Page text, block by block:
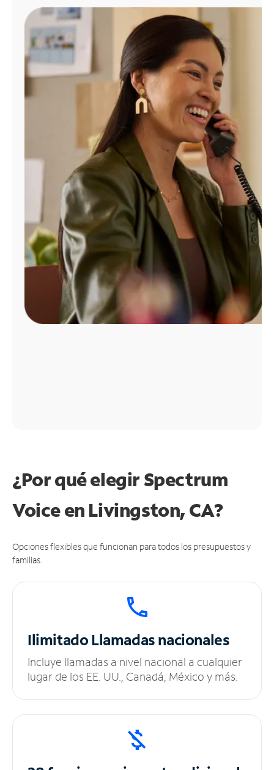
Administrar
cuenta
Encuentra
tienda
¿Por qué elegir Spectrum
Voice en Livingston, CA?
Opciones flexibles que funcionan para todos los presupuestos y
familias.
IlimitadoLlamadas nacionales
Incluye llamadas a nivel nacional a cualquier
lugar de los EE. UU., Canadá, México y más.